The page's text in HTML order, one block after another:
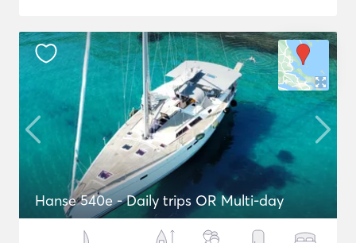
Hanse 540e - Daily trips OR Multi-day